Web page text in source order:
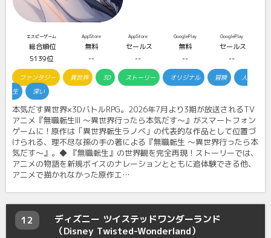
エスピーゲーム
総合順位
5139位
AppStore
無料
--
AppStore
セールス
--
GooglePlay
無料
--
GooglePlay
セールス
--
ファンタジー 異世界 3D ストーリー オリジナル 冒険
人
生
深い
本気だす異世界×3DバトルRPG。2026年7月より3期が放送されるTV
アニメ『無職転生III ～異世界行ったら本気だす～』がスマートフォン
ゲームに！原作は「異世界転生ラノベ」の代表的な作品として位置づ
けられる、理不尽な孫の手の著による『無職転生 ～異世界行ったら本
気だす～』。◆ 『無職転生』の世界観を完全再現！ストーリーでは、
アニメの物語を新規ボイスのナレーションとともに追体験できる他、
アニメで描かれなかった原作エ…
12
ディズニー ツイステッドワンダーランド
（Disney Twisted-Wonderland）